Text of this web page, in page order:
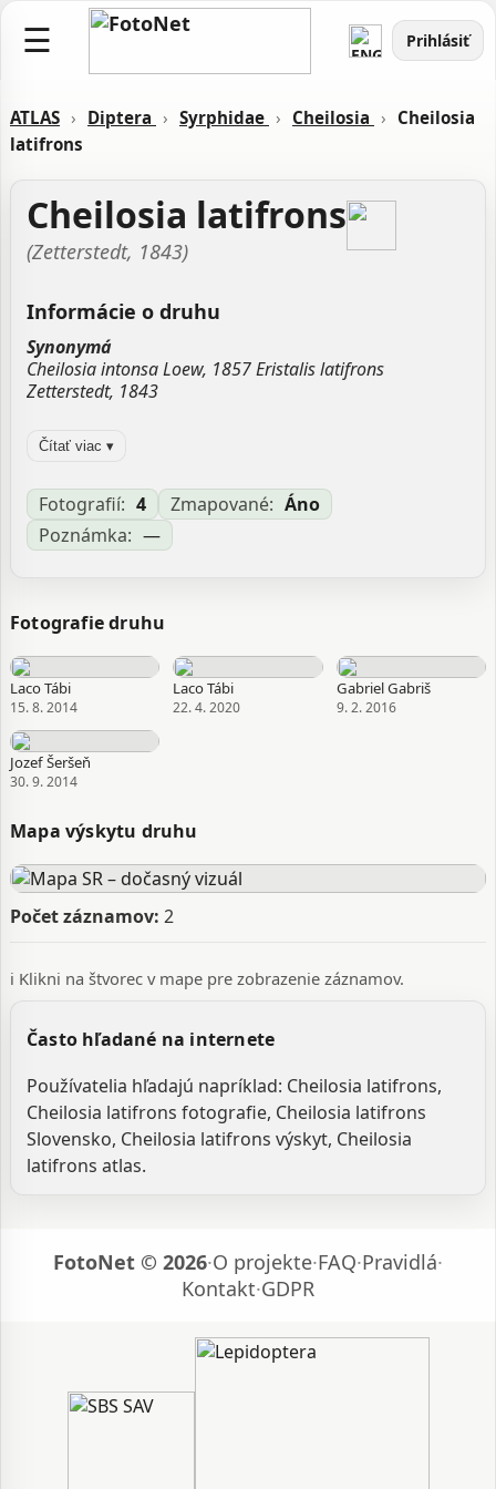
☰ Prihlásiť
ATLAS › Diptera › Syrphidae › Cheilosia › Cheilosia
latifrons
Cheilosia latifrons
(Zetterstedt, 1843)
Informácie o druhu
Synonymá
Cheilosia intonsa Loew, 1857 Eristalis latifrons
Zetterstedt, 1843
Čítať viac ▾
Fotografií: 4 Zmapované: Áno
Poznámka: —
Fotografie druhu
Laco Tábi
15. 8. 2014
Laco Tábi
22. 4. 2020
Gabriel Gabriš
9. 2. 2016
Jozef Šeršeň
30. 9. 2014
Mapa výskytu druhu
Počet záznamov: 2
ℹ️ Klikni na štvorec v mape pre zobrazenie záznamov.
Často hľadané na internete
Používatelia hľadajú napríklad: Cheilosia latifrons,
Cheilosia latifrons fotografie, Cheilosia latifrons
Slovensko, Cheilosia latifrons výskyt, Cheilosia
latifrons atlas.
FotoNet © 2026·O projekte·FAQ·Pravidlá·
Kontakt·GDPR